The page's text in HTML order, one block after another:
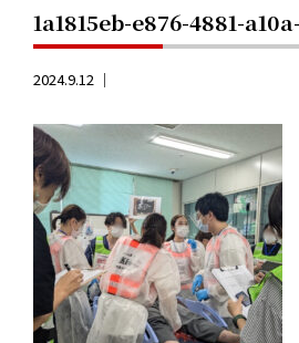
1a1815eb-e876-4881-
2024.9.12 ｜